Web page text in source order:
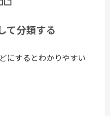
て分類する
にするとわかりやすい